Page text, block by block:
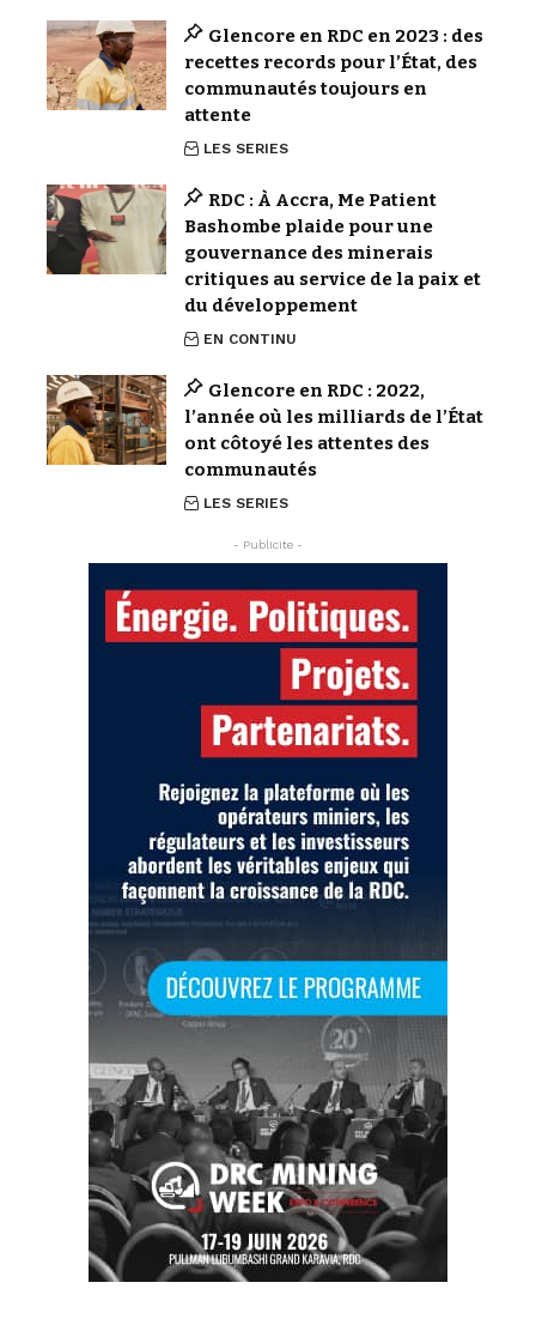
Glencore en RDC en 2023 : des
recettes records pour l’État, des
communautés toujours en
attente
LES SERIES
RDC : À Accra, Me Patient
Bashombe plaide pour une
gouvernance des minerais
critiques au service de la paix et
du développement
EN CONTINU
Glencore en RDC : 2022,
l’année où les milliards de l’État
ont côtoyé les attentes des
communautés
LES SERIES
- Publicite -